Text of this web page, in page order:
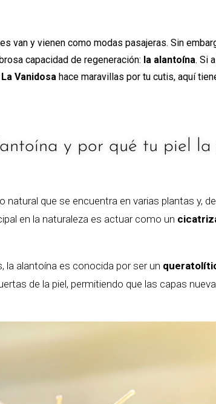
van y vienen como modas pasajeras. Sin
capacidad de regeneración: la alantoína. Si
La Vanidosahace maravillas por tu cutis, aquí
y por qué tu piel la
natural que se encuentra en varias plantas y,
en la naturaleza es actuar como un
la alantoína es conocida por ser un
de la piel, permitiendo que las capas